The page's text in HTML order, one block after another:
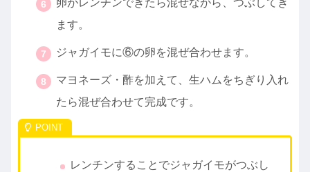
卵がレンチンできたら混ぜながら、つぶしてき
ます。
ジャガイモに⑥の卵を混ぜ合わせます。
マヨネーズ・酢を加えて、生ハムをちぎり入れ
たら混ぜ合わせて完成です。
レンチンすることでジャガイモがつぶし